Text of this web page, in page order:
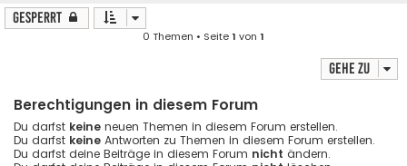
Gesperrt
0 Themen • Seite1 von 1
Gehe zu
Berechtigungen in diesem Forum
Du darfst keine neuen Themen in diesem Forum erstellen.
Du darfst keine Antworten zu Themen in diesem Forum erstellen.
Du darfst deine Beiträge in diesem Forum nicht ändern.